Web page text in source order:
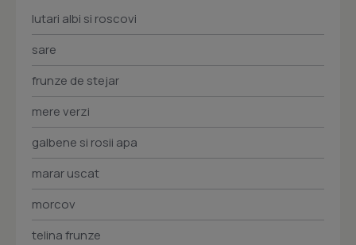
Iutari albi si roscovi
sare
frunze de stejar
mere verzi
galbene si rosii apa
marar uscat
morcov
telina frunze